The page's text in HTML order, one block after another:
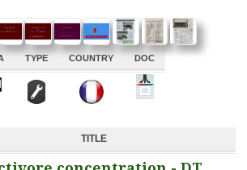
TYPE COUNTRY DOC
A
TITLE